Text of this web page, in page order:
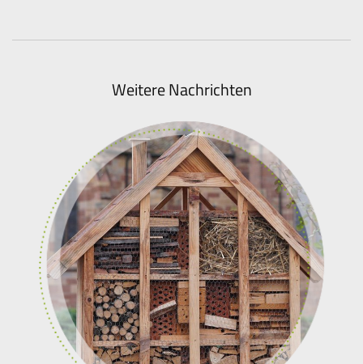
Weitere Nachrichten